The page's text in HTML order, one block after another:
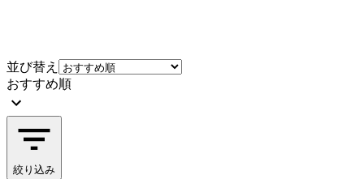
並び替え
おすすめ順
絞り込み